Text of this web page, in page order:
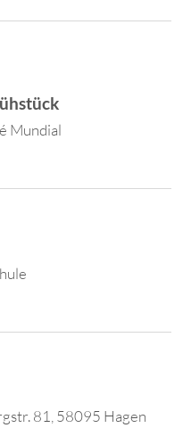
Mundial
81, 58095 Hagen